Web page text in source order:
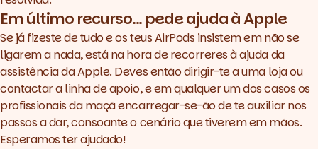
Em último recurso... pede ajuda à Apple
Se já fizeste de tudo e os teus AirPods insistem em não se
ligarem a nada, está na hora de recorreres à ajuda da
assistência da Apple. Deves então dirigir-te a uma loja ou
contactar a linha de apoio, e em qualquer um dos casos os
profissionais da maçã encarregar-se-ão de te auxiliar nos
passos a dar, consoante o cenário que tiverem em mãos.
Esperamos ter ajudado!